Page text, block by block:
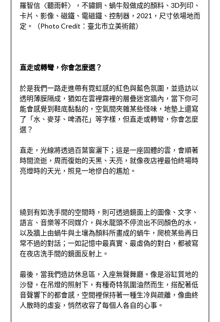
羅智信〈聽雨軒〉，不鏽鋼、蝸牛殼做成的顏料、 3D列印、
卡片、影像、磁鐵、電磁鐵、控制器， 2021 ，尺寸依場地而
定。（Photo Credit ：臺北市立美術館）
直走或轉彎，你會怎麼選？
於是我們一路走進帶有霓虹感的紅色與藍色氛圍，並造訪以
透明薄膜隔成，猶如在雲裡霧裡的層疊迷宮牆內，當下你可
能會感覺到鞋底黏黏的，空氣間夾雜某些怪味，地墊上還寫
了「水、麥芽、啤酒花」等字樣，但直走或轉彎，你會怎麼
選？
直走，光線將透過百葉窗灑下；這是一座固體的雲，會順著
時間流逝，周而復始的天黑、天亮，就像夜店裡最怕終場時
亮燈時的天光，照見一地慘白的尷尬。
繞到有如洗手間的空間時，則可透過鏡面上的圖像、文字、
語言、音樂等不同媒介，與水龍頭不停流出不同顏色的水，
以及牆上由蝸牛與土壤為顏料所畫成的蝸牛，爬梳某些再日
常不過的對話；一如記憶中最真實、最虛偽的對白，都被寫
在夜店洗手間的鏡面反射上。
最後，當我們造訪休息區，入座無聲舞廳。像是浴缸質地的
沙發，在吊燈的照射下，有種奇特氛圍油然而生，搭配著低
音聲響下的都會感，空間裡保持著一種生冷與疏離，像曲終
人散時的虛妄，悄然收容了每個人各自的心事。